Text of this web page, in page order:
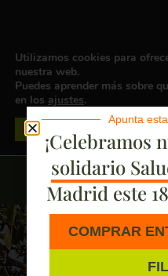
Utilizamos cookies para
nuestra web.
Puedes aprender más sobre
en los ajustes.
Aceptar Rechazar
Apunta
¡Celebramos
solidario
Madrid este
COMPRAR